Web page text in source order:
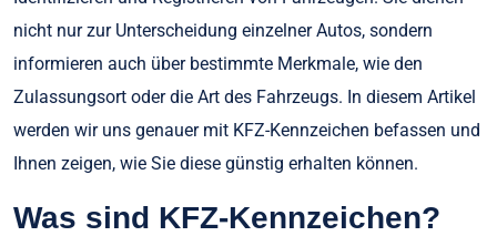
nicht nur zur Unterscheidung einzelner Autos, sondern
informieren auch über bestimmte Merkmale, wie den
Zulassungsort oder die Art des Fahrzeugs. In diesem Artikel
werden wir uns genauer mit KFZ-Kennzeichen befassen und
Ihnen zeigen, wie Sie diese günstig erhalten können.
Was sind KFZ-Kennzeichen?